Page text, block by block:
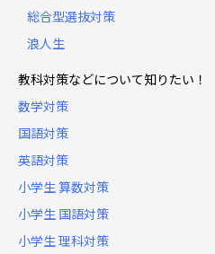
総合型選抜対策
浪人生
教科対策などについて知りたい！
数学対策
国語対策
英語対策
小学生 算数対策
小学生 国語対策
小学生 理科対策